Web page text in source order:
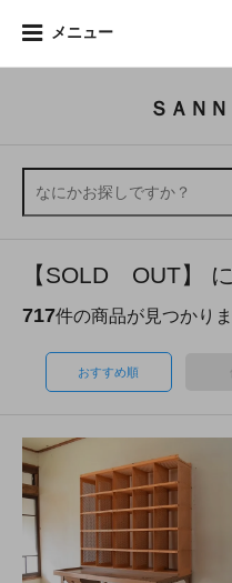
メニュー
ＳＡＮ
【SOLD OUT】
717件の商品が見つかり
おすすめ順